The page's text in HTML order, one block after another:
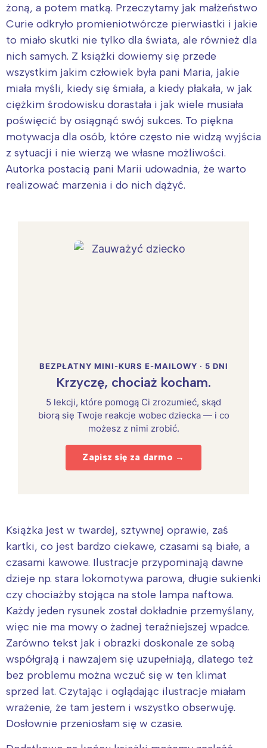
żoną, a potem matką. Przeczytamy jak małżeństwo
Curie odkryło promieniotwórcze pierwiastki i jakie
to miało skutki nie tylko dla świata, ale również dla
nich samych. Z książki dowiemy się przede
wszystkim jakim człowiek była pani Maria, jakie
miała myśli, kiedy się śmiała, a kiedy płakała, w jak
ciężkim środowisku dorastała i jak wiele musiała
poświęcić by osiągnąć swój sukces. To piękna
motywacja dla osób, które często nie widzą wyjścia
z sytuacji i nie wierzą we własne możliwości.
Autorka postacią pani Marii udowadnia, że warto
realizować marzenia i do nich dążyć.
BEZPŁATNY MINI-KURS E-MAILOWY · 5 DNI
Krzyczę, chociaż kocham.
5 lekcji, które pomogą Ci zrozumieć, skąd
biorą się Twoje reakcje wobec dziecka — i co
możesz z nimi zrobić.
Zapisz się za darmo →
Książka jest w twardej, sztywnej oprawie, zaś
kartki, co jest bardzo ciekawe, czasami są białe, a
czasami kawowe. Ilustracje przypominają dawne
dzieje np. stara lokomotywa parowa, długie sukienki
czy chociażby stojąca na stole lampa naftowa.
Każdy jeden rysunek został dokładnie przemyślany,
więc nie ma mowy o żadnej teraźniejszej wpadce.
Zarówno tekst jak i obrazki doskonale ze sobą
współgrają i nawzajem się uzupełniają, dlatego też
bez problemu można wczuć się w ten klimat
sprzed lat. Czytając i oglądając ilustracje miałam
wrażenie, że tam jestem i wszystko obserwuję.
Dosłownie przeniosłam się w czasie.